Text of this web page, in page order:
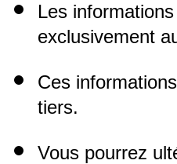
Les
exclusivement
Ces
tiers.
Vous pourrez